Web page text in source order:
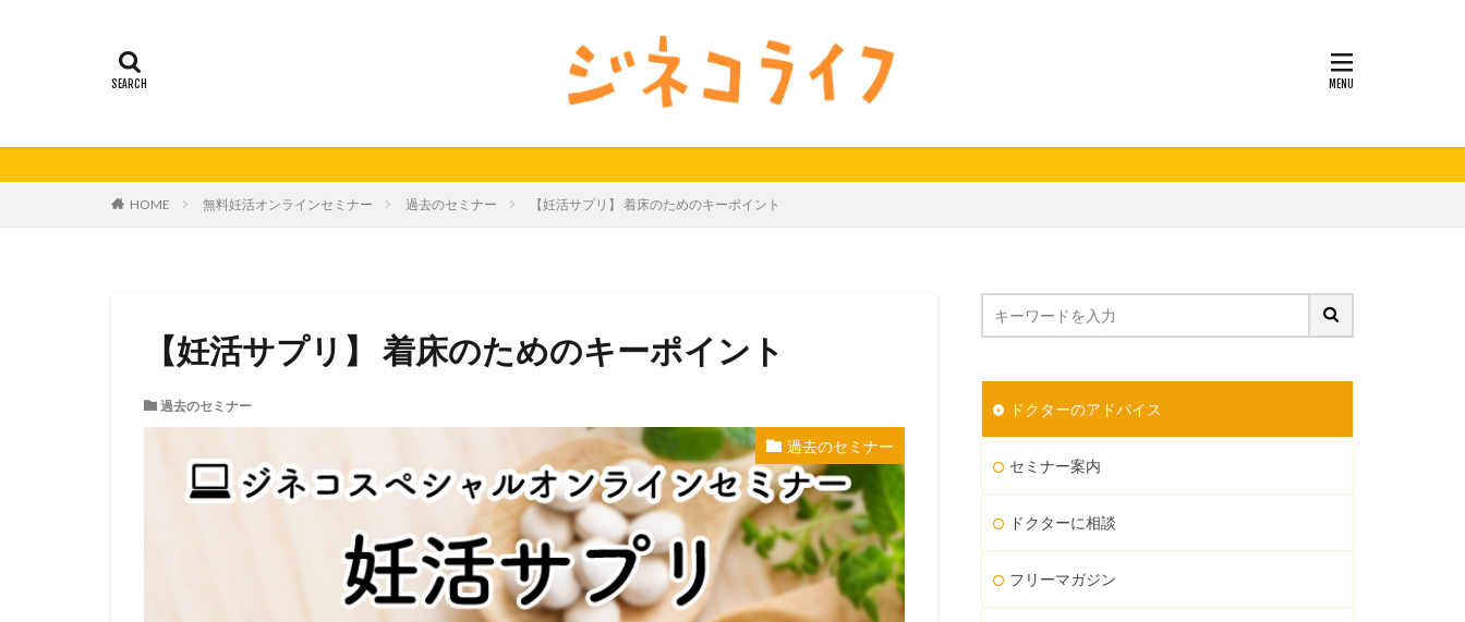
HOME 無料妊活オンラインセミナー 過去のセミナー 【妊活サプリ】 着床のためのキーポイント
【妊活サプリ】 着床のためのキーポイント
過去のセミナー
過去のセミナー
ドクターのアドバイス
セミナー案内
ドクターに相談
フリーマガジン
セミナー動画公開
無料妊活オンラインセミナー 男性不妊